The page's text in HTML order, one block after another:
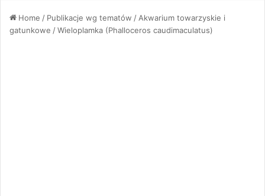
Home / Publikacje wg tematów /Akwarium towarzyskie i
gatunkowe /Wieloplamka (Phalloceros caudimaculatus)